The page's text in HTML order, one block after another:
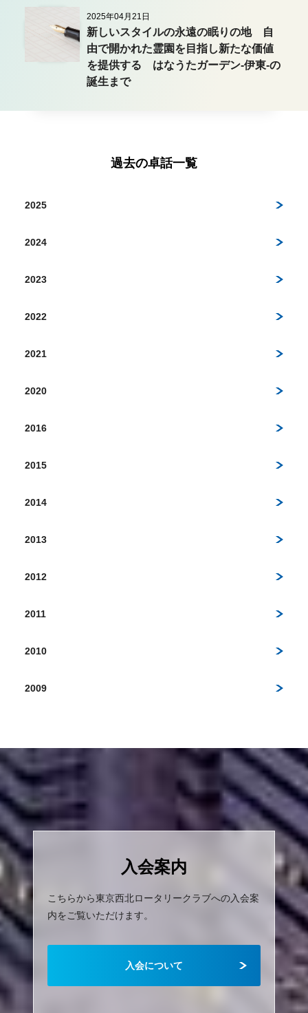
2025年04月21日
新しいスタイルの永遠の眠りの地 自
由で開かれた霊園を目指し新たな価値
を提供する はなうたガーデン-伊東-の
誕生まで
過去の卓話一覧
2025
2024
2023
2022
2021
2020
2016
2015
2014
2013
2012
2011
2010
2009
入会案内
こちらから東京西北ロータリークラブへの入会案
内をご覧いただけます。
入会について